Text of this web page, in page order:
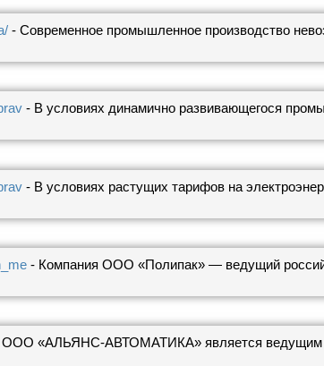
- Современное промышленное производство
- В условиях динамично развивающегося
- В условиях растущих тарифов на
- Компания ООО «Полипак» — ведущий
ООО «АЛЬЯНС-АВТОМАТИКА» является ведущим